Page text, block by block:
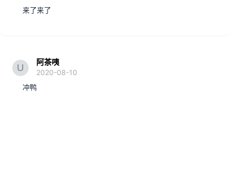
来了来了
阿茶咦
2020-08-10
冲鸭